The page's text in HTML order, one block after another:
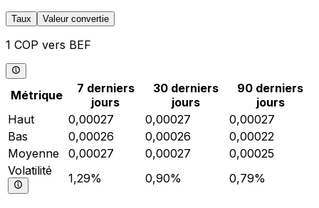
Taux Valeur convertie
1 COP vers BEF
Métrique
7 derniers
jours
30 derniers
jours
90 derniers
jours
Haut
0,00027 0,00027
0,00027
Bas
0,00026 0,00026
0,00022
Moyenne
0,00027 0,00027
0,00025
Volatilité
1,29% 0,90% 0,79%